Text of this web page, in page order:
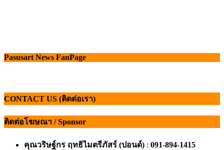
Pasusart News FanPage
CONTACT US (ติดต่อเรา)
ติดต่อโฆษณา / Sponsor
คุณวริษฐ์กร ฤทธิไมตรีภัสร์ (ปอนด์) : 091-894-1415